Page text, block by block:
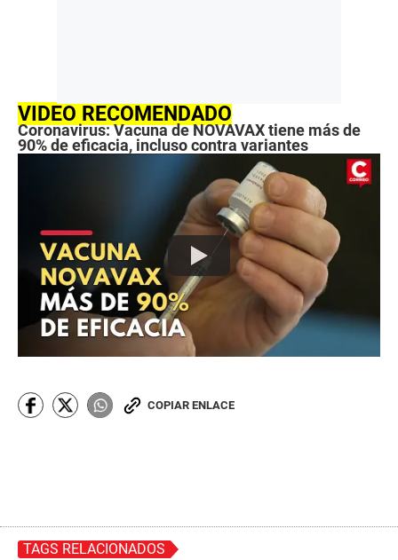
VIDEO RECOMENDADO
Coronavirus: Vacuna de NOVAVAX tiene más de
90% de eficacia, incluso contra variantes
COPIAR ENLACE
TAGS RELACIONADOS